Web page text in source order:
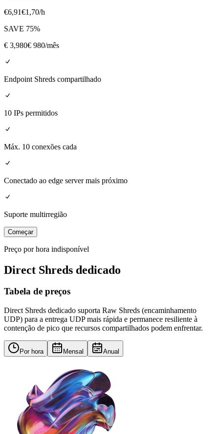
€6,91€1,70/h
SAVE 75%
€ 3,980€ 980/mês
Endpoint Shreds compartilhado
10 IPs permitidos
Máx. 10 conexões cada
Conectado ao edge server mais próximo
Suporte multirregião
Começar
Preço por hora indisponível
Direct Shreds dedicado
Tabela de preços
Direct Shreds dedicado suporta Raw Shreds (encaminhamento
UDP) para a entrega UDP mais rápida e permanece resiliente à
contenção de pico que recursos compartilhados podem enfrentar.
Por hora Mensal Anual